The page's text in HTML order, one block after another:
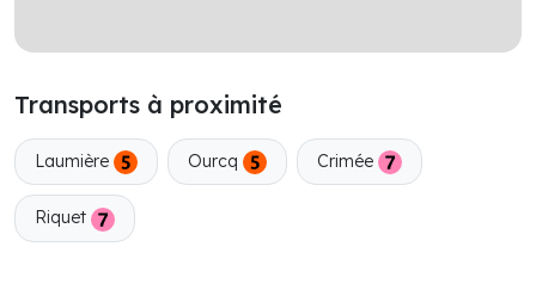
Transports à proximité
Laumière Ourcq Crimée
Riquet